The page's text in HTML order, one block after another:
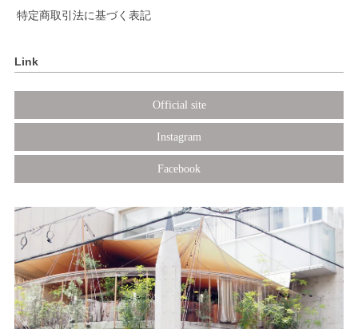
特定商取引法に基づく表記
Link
Official site
Instagram
Facebook